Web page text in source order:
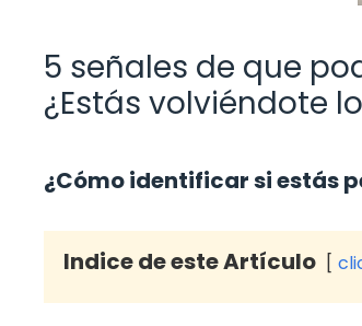
5 señales de que
¿Estás volviéndote
¿Cómo identificar si estás
Indice de este Artículo